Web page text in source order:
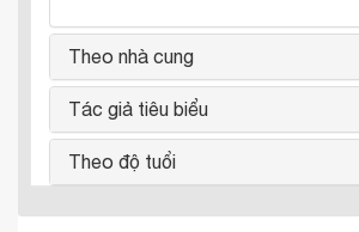
Theo nhà cung
Tác giả tiêu biểu
Theo độ tuổi